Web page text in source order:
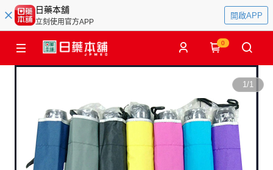
日藥本舖
立刻使用官方APP
開啟APP
0
1/1